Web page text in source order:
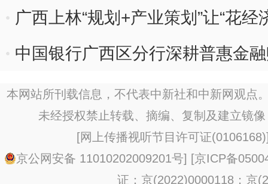
广西上林“规划+产业策划”让“花经
中国银行广西区分行深耕普惠金
本网站所刊载信息，不代表中新社和中新网观点
未经授权禁止转载、摘编、复制及建立镜
[网上传播视听节目许可证(0106168)
京公网安备 11010202009201号] [京ICP备
证：京(2022)0000118；京